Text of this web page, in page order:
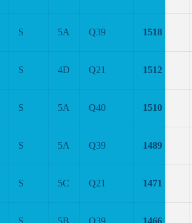
S 5A Q39 1518
S 4D Q21 1512
S 5A Q40 1510
S 5A Q39 1489
S 5C Q21 1471
S 5B Q39 1466